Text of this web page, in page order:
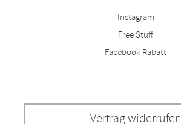
Instagram
Free Stuff
Facebook Rabatt
Vertrag widerrufen